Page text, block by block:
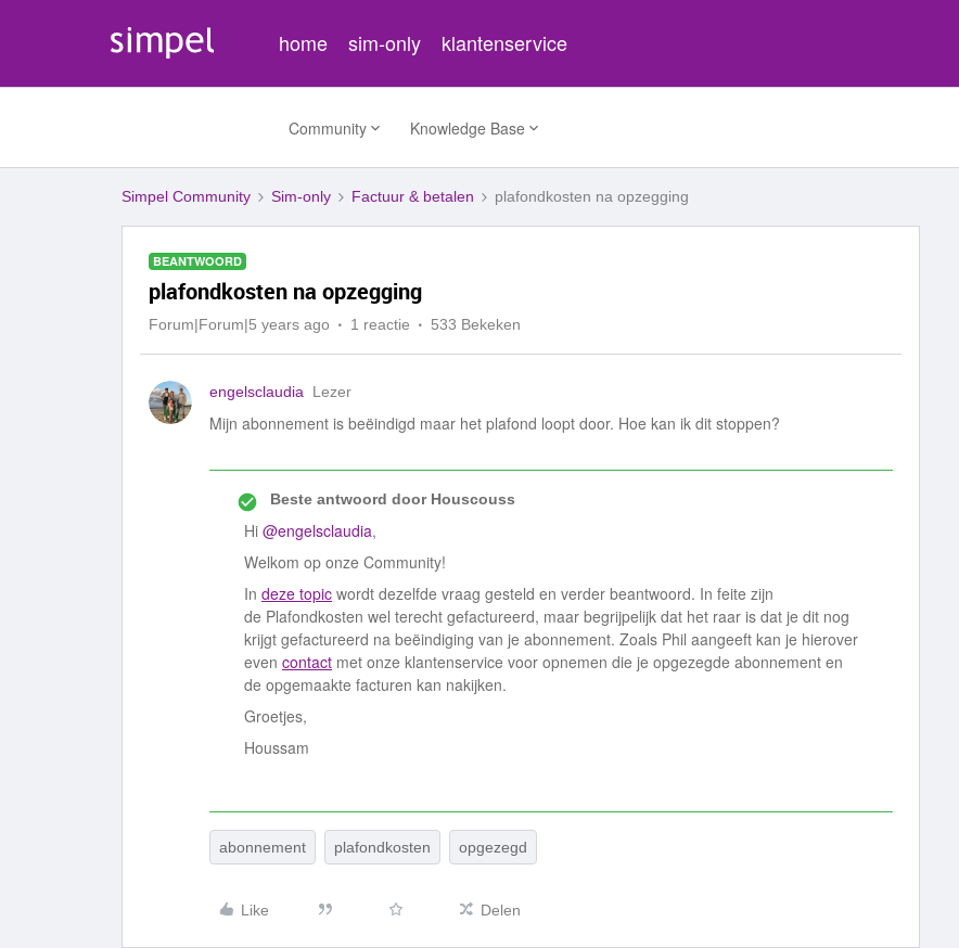
home sim-only klantenservice
Community Knowledge Base
Simpel Community Sim-only Factuur & betalen plafondkosten na opzegging
BEANTWOORD
plafondkosten na opzegging
Forum|Forum|5 years ago 1 reactie 533 Bekeken
engelsclaudia Lezer
Mijn abonnement is beëindigd maar het plafond loopt door. Hoe kan ik dit stoppen?
Beste antwoord doorHouscouss
Hi @engelsclaudia,
Welkom op onze Community!
In deze topic wordt dezelfde vraag gesteld en verder beantwoord. In feite zijn
de Plafondkosten wel terecht gefactureerd, maar begrijpelijk dat het raar is dat je dit nog
krijgt gefactureerd na beëindiging van je abonnement. Zoals Phil aangeeft kan je hierover
even contact met onze klantenservice voor opnemen die je opgezegde abonnement en
de opgemaakte facturen kan nakijken.
Groetjes,
Houssam
abonnement plafondkosten opgezegd
Like Delen